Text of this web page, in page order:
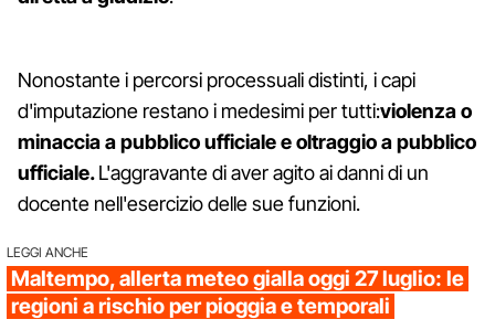
Nonostante i percorsi processuali distinti, i capi
d'imputazione restano i medesimi per tutti:violenza o
minaccia a pubblico ufficiale eoltraggio a pubblico
ufficiale.L'aggravante di aver agito ai danni di un
docente nell'esercizio delle sue funzioni.
LEGGI ANCHE
Maltempo, allerta meteo gialla oggi 27 luglio: le
regioni a rischio per pioggia e temporali